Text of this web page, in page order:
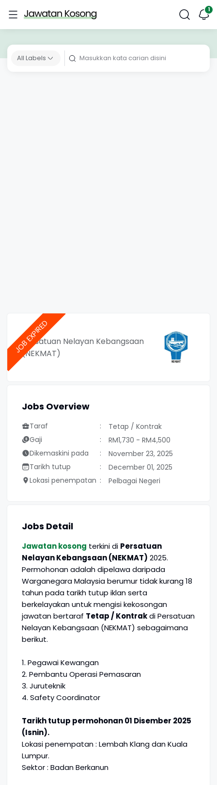
All Labels
Persatuan Nelayan Kebangsaan
(NEKMAT)
Jobs Overview
Taraf
Tetap / Kontrak
Gaji
RM1,730 - RM4,500
Dikemaskini pada
November 23, 2025
Tarikh tutup
December 01, 2025
Lokasi penempatan
Pelbagai Negeri
Jobs Detail
Jawatan kosong terkini di Persatuan
Nelayan Kebangsaan (NEKMAT) 2025.
Permohonan adalah dipelawa daripada
Warganegara Malaysia berumur tidak kurang 18
tahun pada tarikh tutup iklan serta
berkelayakan untuk mengisi kekosongan
jawatan bertaraf Tetap / Kontrakdi Persatuan
Nelayan Kebangsaan (NEKMAT) sebagaimana
berikut.
1. Pegawai Kewangan
2. Pembantu Operasi Pemasaran
3. Juruteknik
4. Safety Coordinator
Tarikh tutup permohonan 01 Disember 2025
(Isnin).
Lokasi penempatan : Lembah Klang dan Kuala
Lumpur.
Sektor : Badan Berkanun